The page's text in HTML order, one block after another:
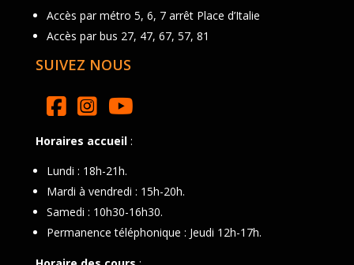
Accès par métro 5, 6, 7 arrêt Place d’Italie
Accès par bus 27, 47, 67, 57, 81
SUIVEZ NOUS
Horaires accueil:
Lundi : 18h-21h.
Mardi à vendredi : 15h-20h.
Samedi : 10h30-16h30.
Permanence téléphonique : Jeudi 12h-17h.